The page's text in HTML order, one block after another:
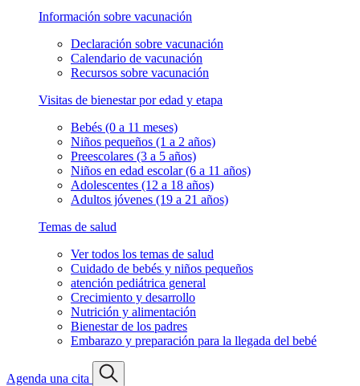
Información sobre vacunación
Declaración sobre vacunación
Calendario de vacunación
Recursos sobre vacunación
Visitas de bienestar por edad y etapa
Bebés (0 a 11 meses)
Niños pequeños (1 a 2 años)
Preescolares (3 a 5 años)
Niños en edad escolar (6 a 11 años)
Adolescentes (12 a 18 años)
Adultos jóvenes (19 a 21 años)
Temas de salud
Ver todos los temas de salud
Cuidado de bebés y niños pequeños
atención pediátrica general
Crecimiento y desarrollo
Nutrición y alimentación
Bienestar de los padres
Embarazo y preparación para la llegada del bebé
Agenda una cita